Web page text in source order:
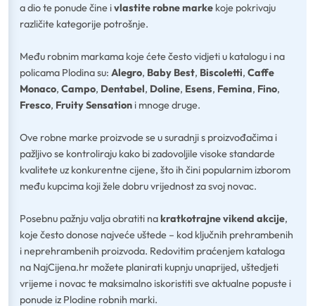
a dio te ponude čine ivlastite robne marke koje pokrivaju
različite kategorije potrošnje.
Među robnim markama koje ćete često vidjeti u katalogu i na
policama Plodina su: Alegro, Baby Best, Biscoletti, Caffe
Monaco, Campo, Dentabel, Doline, Esens, Femina, Fino,
Fresco, Fruity Sensation i mnoge druge.
Ove robne marke proizvode se u suradnji s proizvođačima i
pažljivo se kontroliraju kako bi zadovoljile visoke standarde
kvalitete uz konkurentne cijene, što ih čini popularnim izborom
među kupcima koji žele dobru vrijednost za svoj novac.
Posebnu pažnju valja obratiti nakratkotrajne vikend akcije,
koje često donose najveće uštede – kod ključnih prehrambenih
i neprehrambenih proizvoda. Redovitim praćenjem kataloga
na NajCijena.hr možete planirati kupnju unaprijed, uštedjeti
vrijeme i novac te maksimalno iskoristiti sve aktualne popuste i
ponude iz Plodine robnih marki.